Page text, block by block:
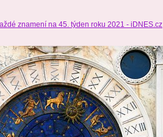
znamení na 45. týden roku 2021 - iDNES.cz